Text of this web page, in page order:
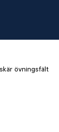
övningsfält